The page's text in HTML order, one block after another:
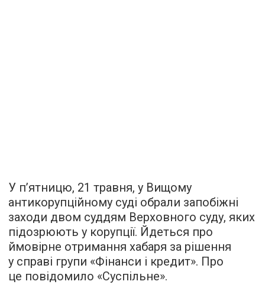
У п’ятницю, 21 травня, у Вищому
антикорупційному суді обрали запобіжні
заходи двом суддям Верховного суду, яких
підозрюють у корупції. Йдеться про
ймовірне отримання хабаря за рішення
у справі групи «Фінанси і кредит». Про
це повідомило «Суспільне».